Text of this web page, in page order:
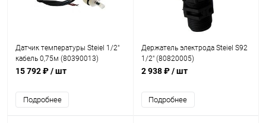
Датчик температуры Steiel 1/2"
кабель 0,75м (80390013)
15 792 ₽/ шт
Подробнее
Держатель электрода Steiel S92
1/2" (80820005)
2 938 ₽/ шт
Подробнее